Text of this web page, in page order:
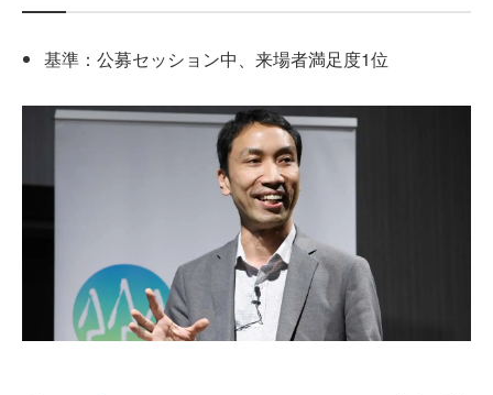
基準：公募セッション中、来場者満足度1位